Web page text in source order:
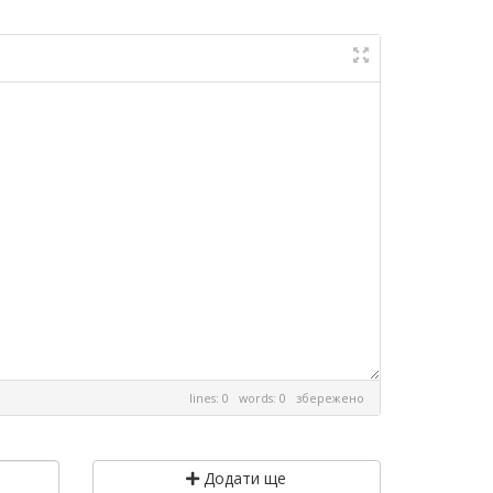
lines: 0 words: 0 збережено
Додати ще